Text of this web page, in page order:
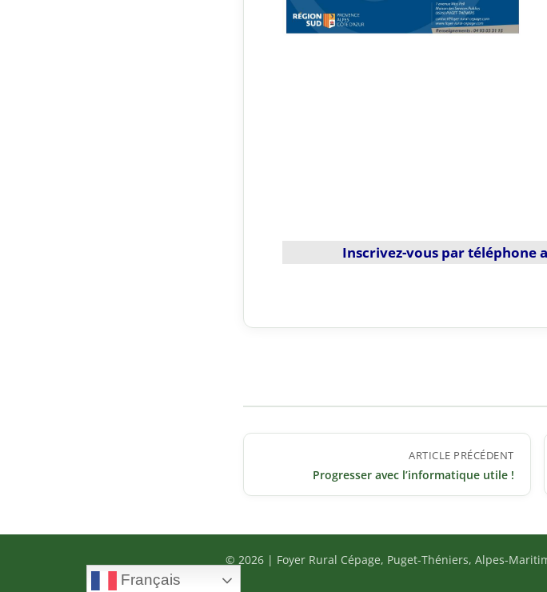
Inscrivez-vous par téléphone
Navigation
l’article
ARTICLE PRÉCÉDENT
Progresser avec l’informatique utile !
© 2026 | Foyer Rural Cépage, Puget-Théniers, Alpes-
Français